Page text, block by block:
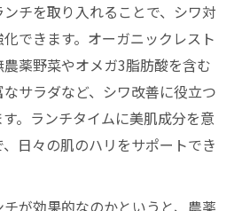
ラン東京で体験するシワケア
で始めるシワ対策の実践法
く浅草野菜ランチの魅力
スーパーのシワ対策食材活用
草野菜ランチの選び方とポイ
チを取り入れることで、シワ対
できます。オーガニックレスト
薬野菜やオメガ3脂肪酸を含む
サラダなど、シワ改善に役立つ
。ランチタイムに美肌成分を意
日々の肌のハリをサポートでき
が効果的なのかというと、農薬